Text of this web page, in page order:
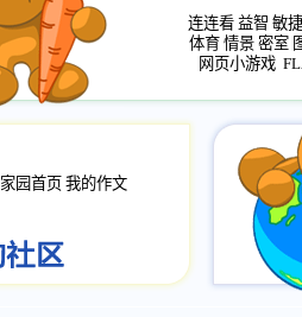
连连看 益智 敏捷
体育 情景 密室
网页小游戏
家园首页 我的作文